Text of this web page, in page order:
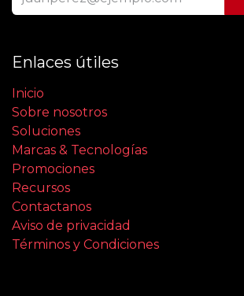
Enlaces útiles
Inicio
Sobre nosotros
Soluciones
Marcas & Tecnologías
Promociones
Recursos
Contactanos
Aviso de privacidad
Términos y Condiciones